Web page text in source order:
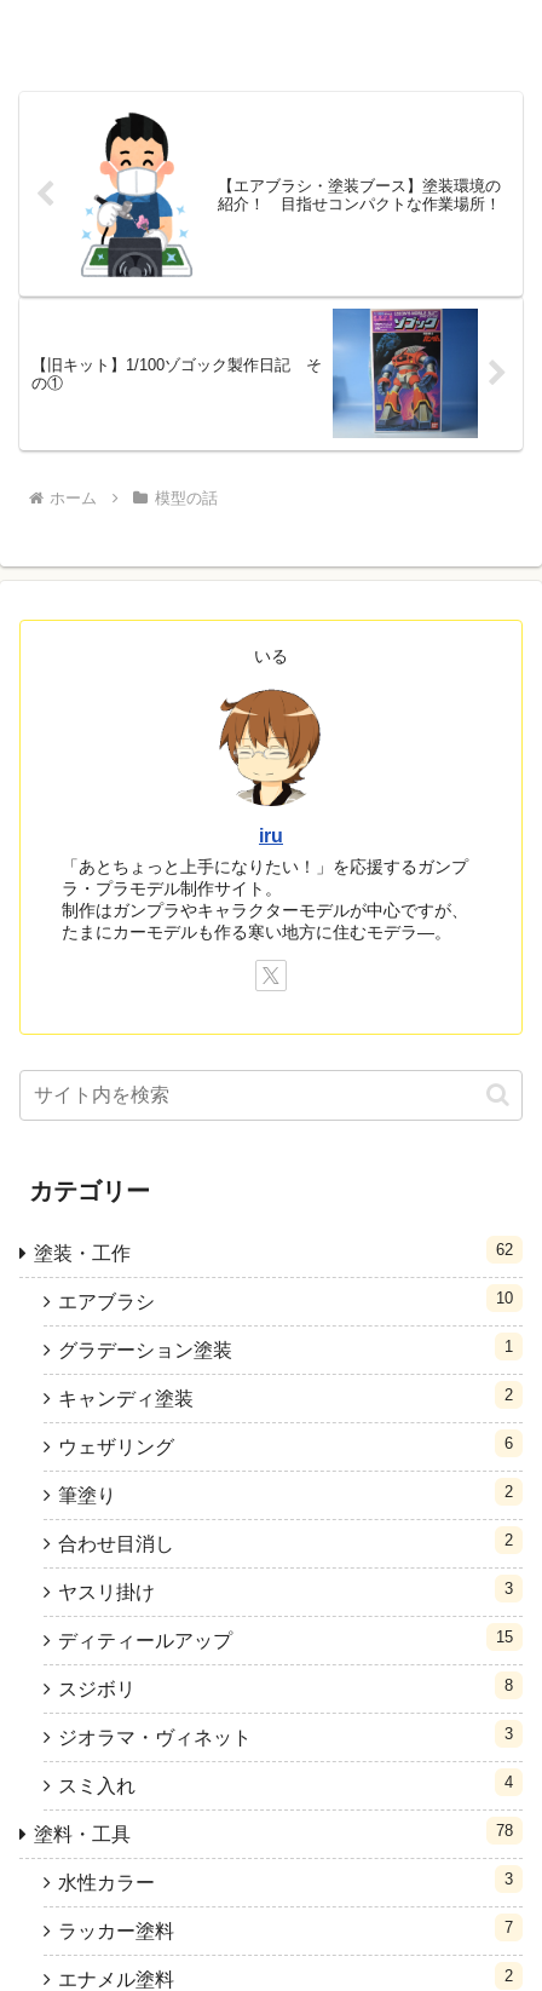
【エアブラシ・塗装ブース】塗装環境の
紹介！ 目指せコンパクトな作業場所！
【旧キット】1/100ゾゴック製作日記 そ
の①
ホーム 模型の話
いる
iru
「あとちょっと上手になりたい！」を応援するガンプ
ラ・プラモデル制作サイト。
制作はガンプラやキャラクターモデルが中心ですが、
たまにカーモデルも作る寒い地方に住むモデラ―。
カテゴリー
塗装・工作 62
エアブラシ 10
グラデーション塗装 1
キャンディ塗装 2
ウェザリング 6
筆塗り 2
合わせ目消し 2
ヤスリ掛け 3
ディティールアップ 15
スジボリ 8
ジオラマ・ヴィネット 3
スミ入れ 4
塗料・工具 78
水性カラー 3
ラッカー塗料 7
エナメル塗料 2